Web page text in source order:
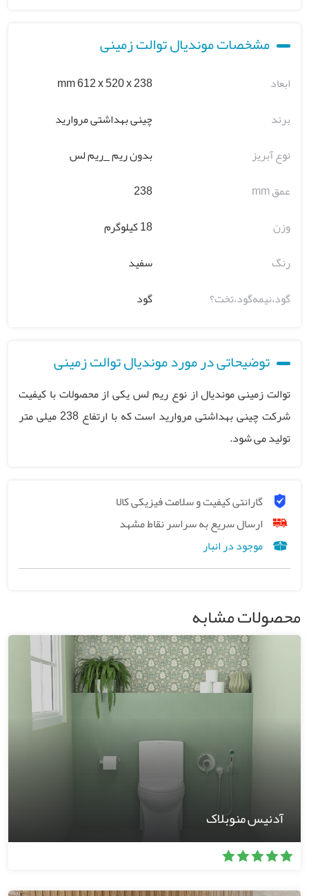
مشخصات موندیال توالت زمینی
ابعاد
mm 612 x 520 x 238
برند
چینی بهداشتی مروارید
نوع آبریز
بدون ریم _ریم لس
عمق mm
238
وزن
18 کیلوگرم
رنگ
سفید
گود،نیمه‌گود،تخت؟
گود
توضیحاتی در مورد موندیال توالت زمینی
توالت زمینی موندیال از نوع ریم لس یکی از محصولات با کیفیت
شرکت چینی بهداشتی مروارید است که با ارتفاع 238 میلی متر
تولید می شود.
گارانتی کیفیت و سلامت فیزیکی کالا
ارسال سریع به سراسر نقاط مشهد
موجود در انبار
محصولات مشابه
آدنیس منوبلاک